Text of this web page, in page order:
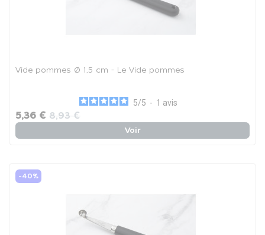
Vide pommes Ø 1,5 cm - Le Vide pommes
5/5 - 1 avis
5,36 € 8,93 €
Voir
-40%